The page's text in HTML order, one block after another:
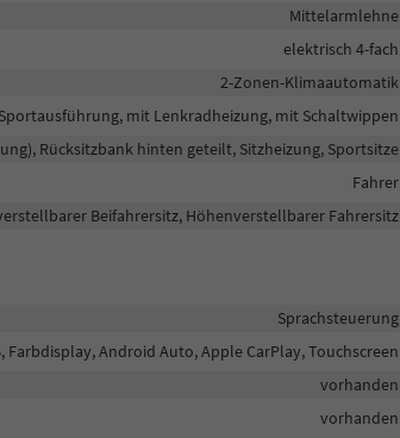
Mittelarmlehne
elektrisch 4-fach
2-Zonen-Klimaautomatik
mit Lenkradheizung, mit Schaltwippen
Rücksitzbank hinten geteilt, Sitzheizung, Sportsitze
Fahrer
Beifahrersitz, Höhenverstellbarer Fahrersitz
Sprachsteuerung
Farbdisplay, Android Auto, Apple CarPlay, Touchscreen
vorhanden
vorhanden